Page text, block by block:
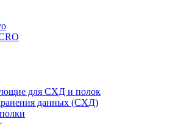
для СХД и полок
данных (СХД)